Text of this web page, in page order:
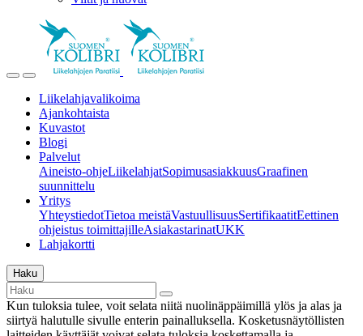
Liikelahjavalikoima
Ajankohtaista
Kuvastot
Blogi
Palvelut
Aineisto-ohjeLiikelahjatSopimusasiakkuusGraafinen
suunnittelu
Yritys
YhteystiedotTietoa meistäVastuullisuusSertifikaatitEettinen
ohjeistus toimittajilleAsiakastarinatUKK
Lahjakortti
Haku
Kun tuloksia tulee, voit selata niitä nuolinäppäimillä ylös ja alas ja
siirtyä halutulle sivulle enterin painalluksella. Kosketusnäytöllisten